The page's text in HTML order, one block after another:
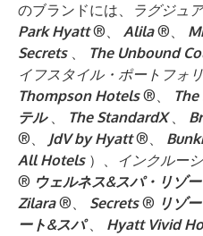
のブランドには、
ラグジュ
Park Hyatt ®、 Alila ®、
Secrets 、 The Unbound
イフスタイル・ポートフォ
Thompson Hotels ®、
テル 、 The StandardX 、
®、
JdV by Hyatt ®、
All Hotels ）、 インクルー
® ウェルネス&スパ・リゾー
Zilara ®、 Secrets ® リゾ
ート&スパ 、 Hyatt Vivid